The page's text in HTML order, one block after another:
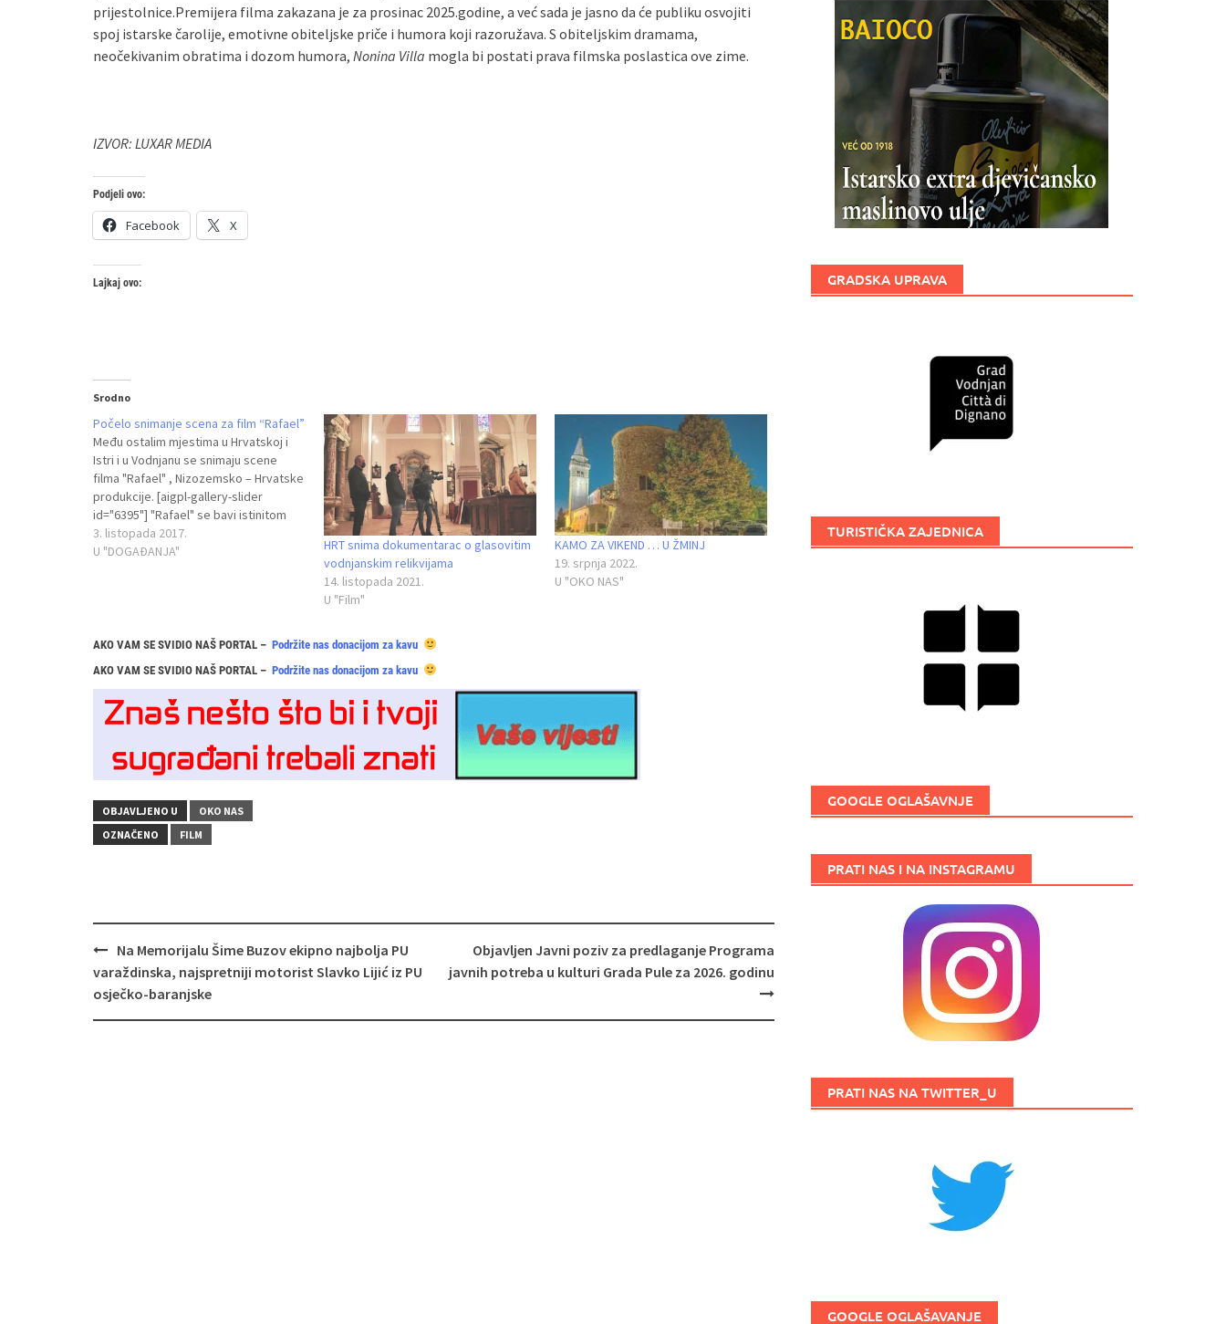
prijestolnice.Premijera filma zakazana je za prosinac 2025.godine, a već sada je jasno da će publiku osvojiti
spoj istarske čarolije, emotivne obiteljske priče i humora koji razoružava. S obiteljskim dramama,
neočekivanim obratima i dozom humora, Nonina Villa mogla bi postati prava filmska poslastica ove zime.
IZVOR: LUXAR MEDIA
Podjeli ovo:
Facebook X
Lajkaj ovo:
Srodno
Počelo snimanje scena za film “Rafael”
Među ostalim mjestima u Hrvatskoj i
Istri i u Vodnjanu se snimaju scene
filma "Rafael" , Nizozemsko – Hrvatske
produkcije. [aigpl-gallery-slider
id="6395"] "Rafael" se bavi istinitom
pričom iz 2011. godine o Nizozemki
Kimmy i Tunižaninu Naziru, koji su
3. listopada 2017.
U "DOGAĐANJA"
HRT snima dokumentarac o glasovitim
vodnjanskim relikvijama
14. listopada 2021.
U "Film"
KAMO ZA VIKEND … U ŽMINJ
19. srpnja 2022.
U "OKO NAS"
AKO VAM SE SVIDIO NAŠ PORTAL – Podržite nas donacijom za kavu
AKO VAM SE SVIDIO NAŠ PORTAL – Podržite nas donacijom za kavu
OBJAVLJENO U
OKO NAS
OZNAČENO
FILM
Navigacija
objava
Na Memorijalu Šime Buzov ekipno najbolja PU
varaždinska, najspretniji motorist Slavko Lijić iz PU
osječko-baranjske
Objavljen Javni poziv za predlaganje Programa
javnih potreba u kulturi Grada Pule za 2026. godinu
GRADSKA UPRAVA
TURISTIČKA ZAJEDNICA
GOOGLE OGLAŠAVNJE
PRATI NAS I NA INSTAGRAMU
PRATI NAS NA TWITTER_U
GOOGLE OGLAŠAVANJE